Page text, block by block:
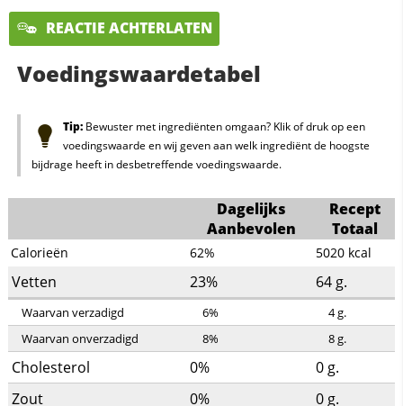
REACTIE ACHTERLATEN
Voedingswaardetabel
Tip:Bewuster met ingrediënten omgaan? Klik of druk op een
voedingswaarde en wij geven aan welk ingrediënt de hoogste
bijdrage heeft in desbetreffende voedingswaarde.
Dagelijks
Aanbevolen
Recept
Totaal
Calorieën 62% 5020 kcal
Vetten 23% 64 g.
Waarvan verzadigd 6% 4g.
Waarvan onverzadigd
8% 8g.
Cholesterol 0% 0 g.
Zout
0% 0 g.